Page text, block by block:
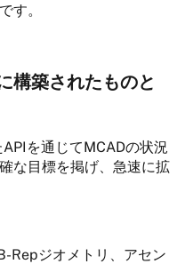
す。
構築されたものと
を通じてMCADの状況
な目標を掲げ、急速に拡
Repジオメトリ、アセン